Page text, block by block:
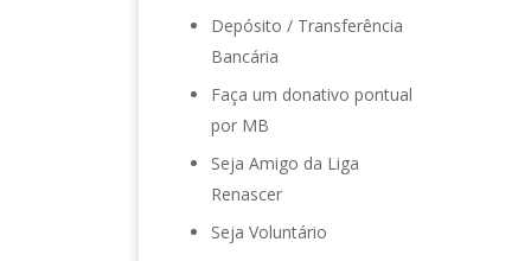
Depósito / Transferência
Bancária
Faça um donativo pontual
por MB
Seja Amigo da Liga
Renascer
Seja Voluntário